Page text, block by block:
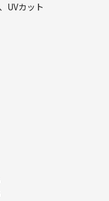
UVカット